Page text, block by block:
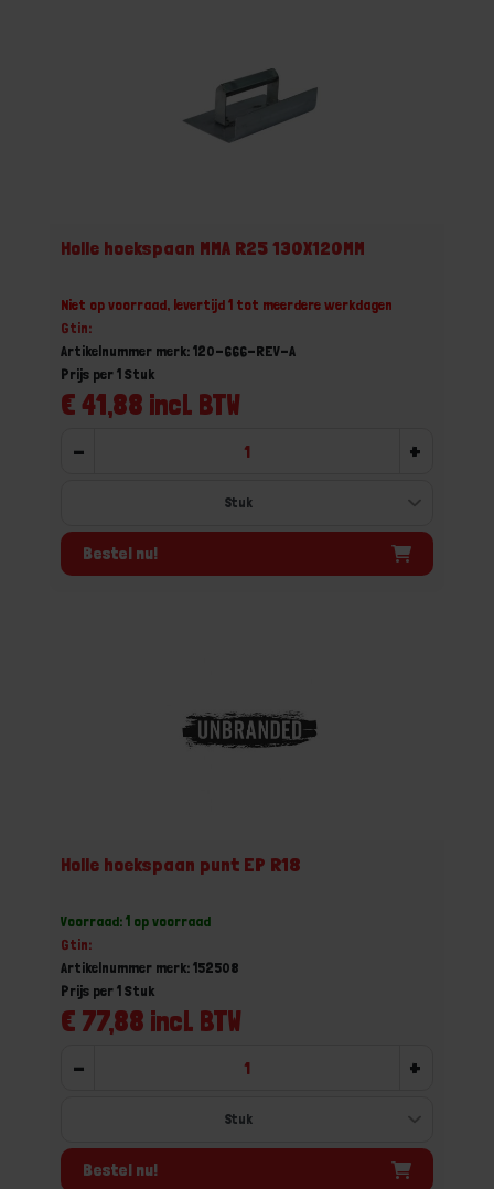
Holle hoekspaan MMA R25 130X120MM
Niet op voorraad, levertijd 1 tot meerdere werkdagen
Gtin:
Artikelnummer merk: 120-666-REV-A
€ 41,88 incl. BTW
Prijs per 1 Stuk
- +
Bestel nu!
Holle hoekspaan punt EP R18
Voorraad: 1 op voorraad
Gtin:
Artikelnummer merk: 152508
€ 77,88 incl. BTW
Prijs per 1 Stuk
- +
Bestel nu!